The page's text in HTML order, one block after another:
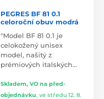
PEGRES BF 81 0.1
celoroční obuv modrá
"Model BF 81 0.1 je
celokožený unisex
model, našitý z
prémiových italských…
Skladem, VO na před-
objednávku, ve středu 12. 8.